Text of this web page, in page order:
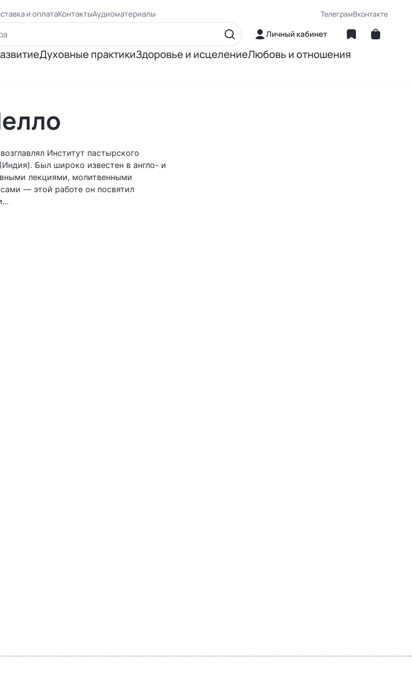
и оплатаКонтактыАудиоматериалы ТелеграмВконтакте
Личный кабинет
Духовные практики
Медитация
Цигун, рэйки
Таро и предсказания
Здоровье и исцелениеЛюбовь и отношения
Институт пастырского
Был широко известен в англо- и
лекциями, молитвенными
— этой работе он посвятил